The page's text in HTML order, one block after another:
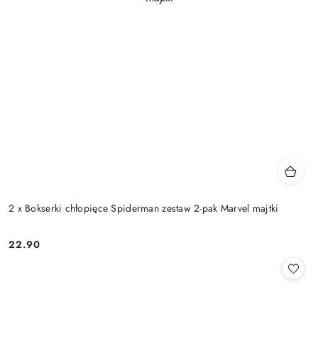
2 x Bokserki chłopięce Spiderman zestaw 2-pak Marvel majtki
Cena:
22.90